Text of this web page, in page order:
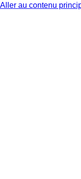
Aller au contenu